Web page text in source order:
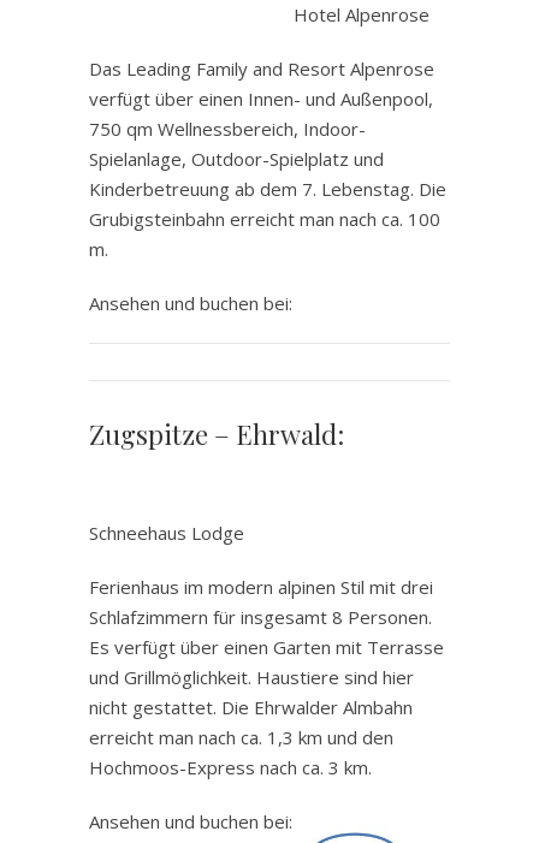
Hotel Alpenrose
Das Leading Family and Resort Alpenrose
verfügt über einen Innen- und Außenpool,
750 qm Wellnessbereich, Indoor-
Spielanlage, Outdoor-Spielplatz und
Kinderbetreuung ab dem 7. Lebenstag. Die
Grubigsteinbahn erreicht man nach ca. 100
m.
Ansehen und buchen bei:
Zugspitze – Ehrwald:
Schneehaus Lodge
Ferienhaus im modern alpinen Stil mit drei
Schlafzimmern für insgesamt 8 Personen.
Es verfügt über einen Garten mit Terrasse
und Grillmöglichkeit. Haustiere sind hier
nicht gestattet. Die Ehrwalder Almbahn
erreicht man nach ca. 1,3 km und den
Hochmoos-Express nach ca. 3 km.
Ansehen und buchen bei: